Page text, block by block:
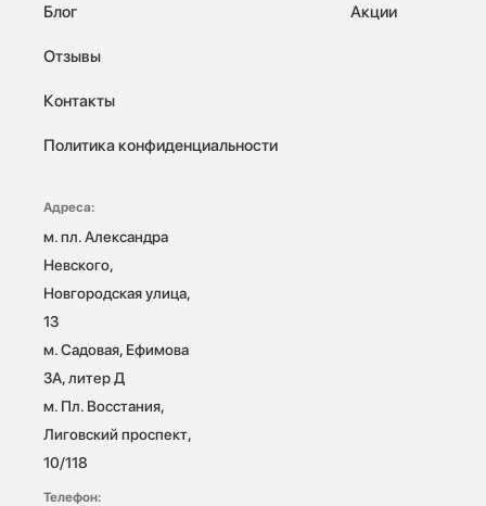
Блог
Отзывы
Контакты
Политика конфиденциальности
Акции
Адреса:
м. пл. Александра
Невского,
Новгородская улица,
13
м. Садовая, Ефимова
3А, литер Д
м. Пл. Восстания,
Лиговский проспект,
10/118
Телефон: